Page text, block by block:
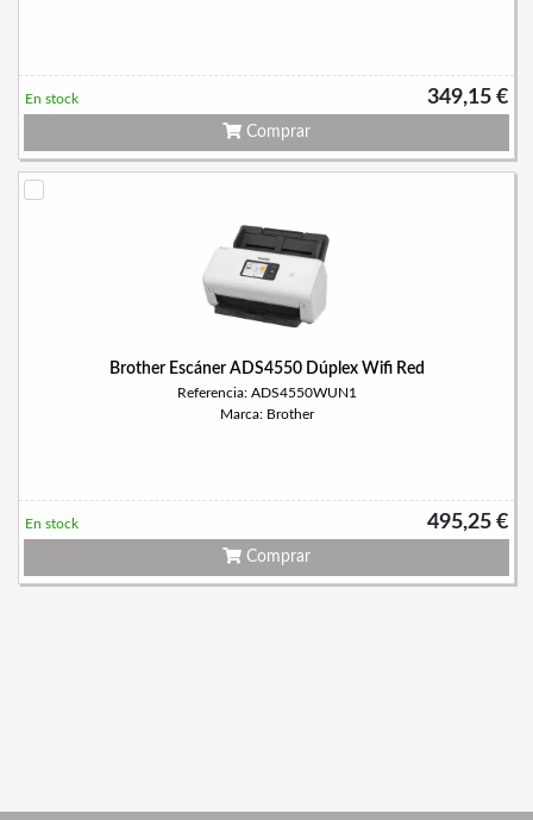
349,15 €
En stock
Comprar
Brother Escáner ADS4550 Dúplex Wifi Red
Referencia: ADS4550WUN1
Marca: Brother
495,25 €
En stock
Comprar